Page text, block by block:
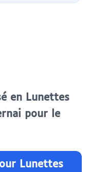
en Lunettes
pour le
Lunettes